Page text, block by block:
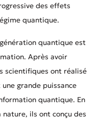
des effets
quantique.
quantique est
Après avoir
scientifiques ont réalisé
grande puissance
quantique. En
ils ont conçu des